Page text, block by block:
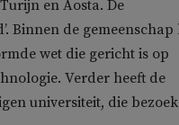
en Aosta. De
Binnen de gemeenschap
wet die gericht is op
Verder heeft de
universiteit, die